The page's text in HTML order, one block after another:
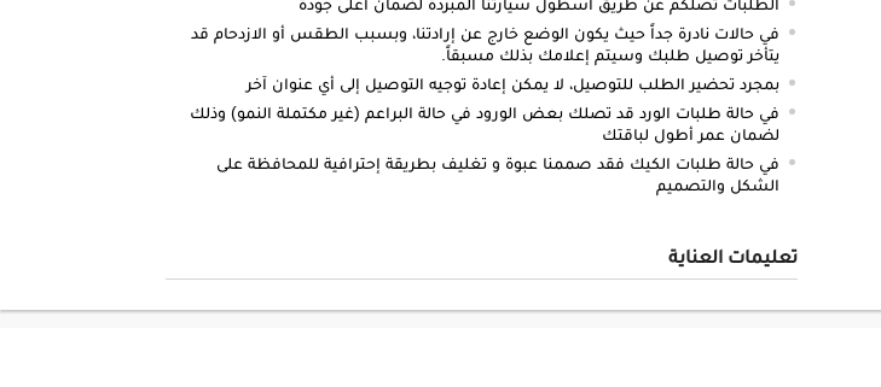
في حالات نادرة جداً حيث يكون الوضع خارج عن إرادتنا، وبسبب الطقس أو الازدحام قد
يتأخر توصيل طلبك وسيتم إعلامك بذلك مسبقاً.
بمجرد تحضير الطلب للتوصيل، لا يمكن إعادة توجيه التوصيل إلى أي عنوان آخر
في حالة طلبات الورد قد تصلك بعض الورود في حالة البراعم (غير مكتملة النمو) وذلك
لضمان عمر أطول لباقتك
في حالة طلبات الكيك فقد صممنا عبوة و تغليف بطريقة إحترافية للمحافظة على
الشكل والتصميم
تعليمات العناية